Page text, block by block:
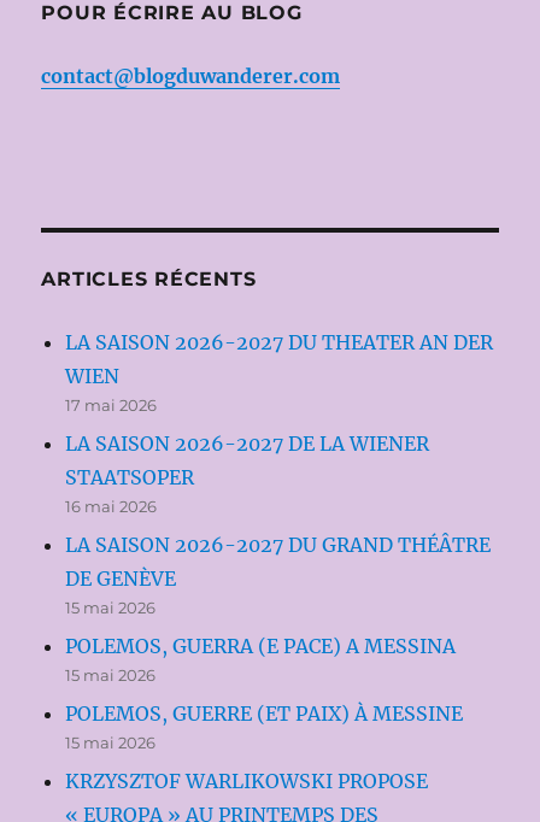
POUR ÉCRIRE AU BLOG
contact@blogduwanderer.com
ARTICLES RÉCENTS
LA SAISON 2026-2027 DU THEATER AN DER
WIEN
17 mai 2026
LA SAISON 2026-2027 DE LA WIENER
STAATSOPER
16 mai 2026
LA SAISON 2026-2027 DU GRAND THÉÂTRE
DE GENÈVE
15 mai 2026
POLEMOS, GUERRA (E PACE) A MESSINA
15 mai 2026
POLEMOS, GUERRE (ET PAIX) À MESSINE
15 mai 2026
KRZYSZTOF WARLIKOWSKI PROPOSE
« EUROPA » AU PRINTEMPS DES